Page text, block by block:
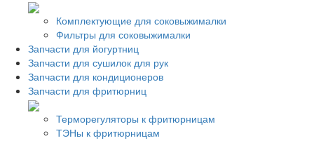
Комплектующие для соковыжималки
Фильтры для соковыжималки
Запчасти для йогуртниц
Запчасти для сушилок для рук
Запчасти для кондиционеров
Запчасти для фритюрниц
Терморегуляторы к фритюрницам
ТЭНы к фритюрницам